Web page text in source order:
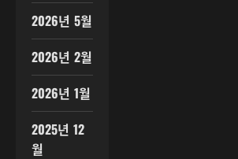
2026년 5월
2026년 2월
2026년 1월
2025년 12
월